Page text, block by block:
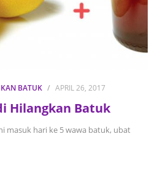
BATUK APRIL 26, 2017
Hilangkan Batuk
masuk hari ke 5 wawa batuk, ubat